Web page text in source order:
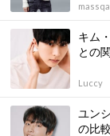
キム
との
Luccy
ユン
の比